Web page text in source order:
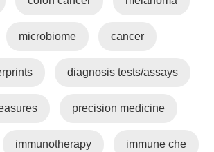
microbiome cancer
diagnosis tests/assays
precision medicine
immunotherapy immune che